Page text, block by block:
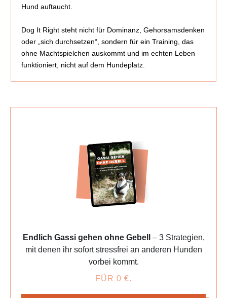
Hund auftaucht.
Dog It Right steht nicht für Dominanz, Gehorsamsdenken
oder „sich durchsetzen“, sondern für ein Training, das
ohne Machtspielchen auskommt und im echten Leben
funktioniert, nicht auf dem Hundeplatz.
Endlich Gassi gehen ohne Gebell – 3 Strategien,
mit denen ihr sofort stressfrei an anderen Hunden
vorbei kommt.
FÜR 0 €.